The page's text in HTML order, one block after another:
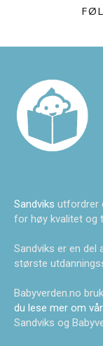
Sandviks utfordrer
for høy kvalitet og
Sandviks er en del
største
Babyverden.no
du lese mer om
Sandviks og